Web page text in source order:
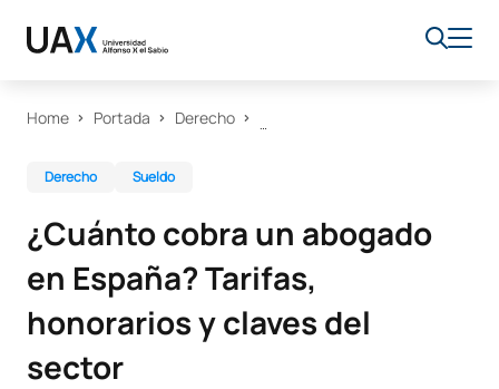
Home Portada Derecho
Derecho Sueldo
¿Cuánto cobra un abogado
en España? Tarifas,
honorarios y claves del
sector